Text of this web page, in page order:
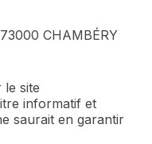
CHAMBÉRY
le site
informatif et
saurait en garantir